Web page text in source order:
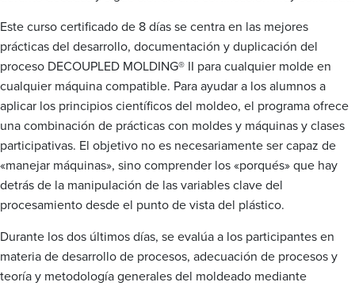
Este curso certificado de 8 días se centra en las mejores
prácticas del desarrollo, documentación y duplicación del
proceso DECOUPLED MOLDING® II para cualquier molde en
cualquier máquina compatible. Para ayudar a los alumnos a
aplicar los principios científicos del moldeo, el programa ofrece
una combinación de prácticas con moldes y máquinas y clases
participativas. El objetivo no es necesariamente ser capaz de
«manejar máquinas», sino comprender los «porqués» que hay
detrás de la manipulación de las variables clave del
procesamiento desde el punto de vista del plástico.
Durante los dos últimos días, se evalúa a los participantes en
materia de desarrollo de procesos, adecuación de procesos y
teoría y metodología generales del moldeado mediante